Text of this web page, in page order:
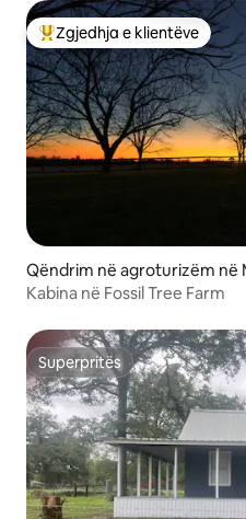
Më të mirat e zgjedhjeve të
Zgjedhja e klientëve
Qëndrim në agroturizëm në
Kabina në Fossil Tree Farm
Superpritës
Superpritës